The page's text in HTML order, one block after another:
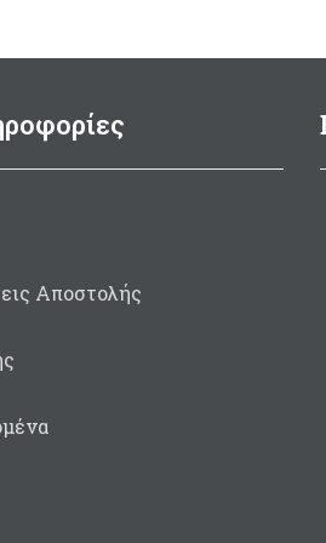
Συσκευασία
Αποστολής